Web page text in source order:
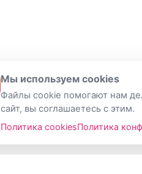
Мы используем cookies
Файлы cookie помогают нам
сайт, вы соглашаетесь с этим.
Политика cookiesПолитика